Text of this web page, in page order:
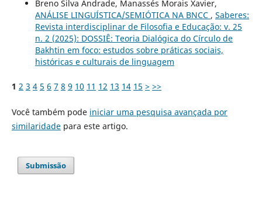
Breno Silva Andrade, Manassés Morais Xavier,
ANÁLISE LINGUÍSTICA/SEMIÓTICA NA BNCC , Saberes:
Revista interdisciplinar de Filosofia e Educação: v. 25
n. 2 (2025): DOSSIÊ: Teoria Dialógica do Círculo de
Bakhtin em foco: estudos sobre práticas sociais,
históricas e culturais de linguagem
1 2 3 4 5 6 7 8 9 10 11 12 13 14 15 > >>
Você também pode iniciar uma pesquisa avançada por
similaridadepara este artigo.
Submissão